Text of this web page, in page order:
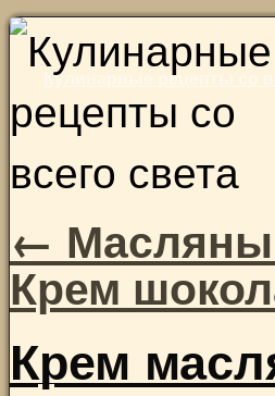
Кулинарные рецепты со
Skip
content
←
Крем
Крем